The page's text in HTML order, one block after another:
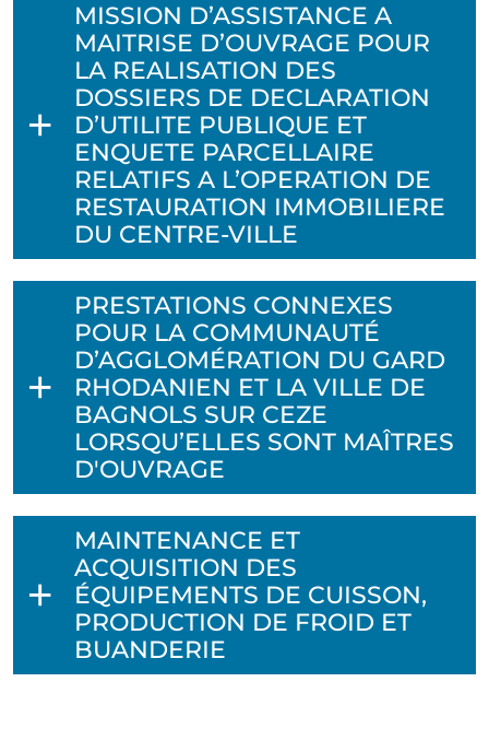
MISSION D’ASSISTANCE A
MAITRISE D’OUVRAGE POUR
LA REALISATION DES
DOSSIERS DE DECLARATION
D’UTILITE PUBLIQUE ET
ENQUETE PARCELLAIRE
RELATIFS A L’OPERATION DE
RESTAURATION IMMOBILIERE
DU CENTRE-VILLE
PRESTATIONS CONNEXES
POUR LA COMMUNAUTÉ
D’AGGLOMÉRATION DU GARD
RHODANIEN ET LA VILLE DE
BAGNOLS SUR CEZE
LORSQU’ELLES SONT MAÎTRES
D'OUVRAGE
MAINTENANCE ET
ACQUISITION DES
ÉQUIPEMENTS DE CUISSON,
PRODUCTION DE FROID ET
BUANDERIE